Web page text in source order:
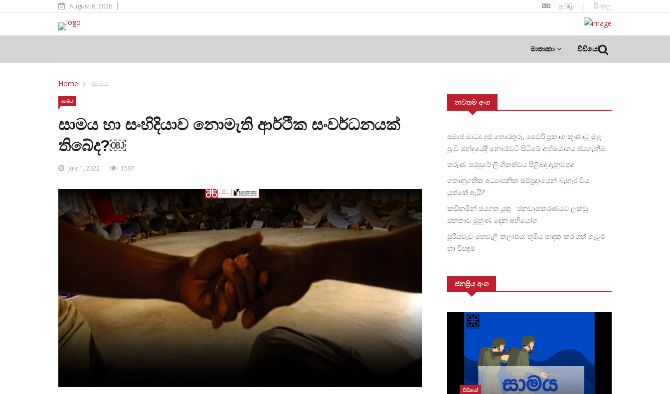
August 6, 2026 தமிழ் | සිංහල
මාතෘකා වීඩියෝ
Home සාමය
සාමය
සාමය හා සංහිදියාව නොමැති ආර්ථික සංවර්ධනයක්
තිබේද?￼
July 1, 2022 1597
නවතම අංග
සමාජ මාධ්‍ය දුස් තොරතුරු, වෛරී ප්‍රකාශ කුණාටු මැද
පුංචි ඡන්දයේදී නොරැවටී සිටීමේ අභියෝගය ජයගැනීම.
තරුණ පරපුරේ ලිංගිකත්වය පිළිබද දැනුවත්ද
ගතානුගතික අධ්‍යාපනික සම්ප්‍රදායෙන් බැහැර විය
යුත්තේ ඇයි?
කඩිනමින් ජයගත යුතු ජනවාසකරණයට ලක්වූ
ජනතාව මුහුණ දෙන අභියෝග
සූරියවැව මහවැලි කලාපය: භූමිය පාදක කර ගත් ගැටුම්
හා විසඳුම්
ජනප්‍රිය අංග
වීඩියෝ